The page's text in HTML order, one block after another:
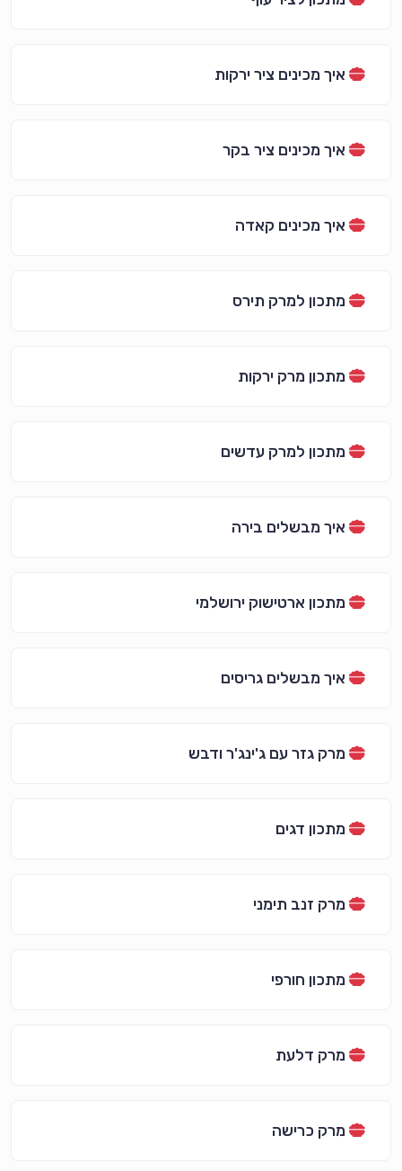
איך מכינים ציר ירקות
איך מכינים ציר בקר
איך מכינים קאדה
מתכון למרק תירס
מתכון מרק ירקות
מתכון למרק עדשים
איך מבשלים בירה
מתכון ארטישוק ירושלמי
איך מבשלים גריסים
מרק גזר עם ג'ינג'ר ודבש
מתכון דגים
מרק זנב תימני
מתכון חורפי
מרק דלעת
מרק כרישה